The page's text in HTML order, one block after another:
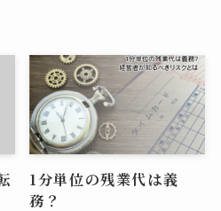
1分単位の残業代は義
務？